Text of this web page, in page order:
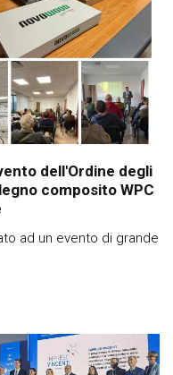
dell'Ordine degli
composito WPC
ad un evento di grande